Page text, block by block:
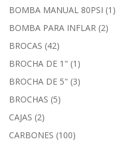
BOMBA MANUAL 80PSI (1)
BOMBA PARA INFLAR (2)
BROCAS (42)
BROCHA DE 1" (1)
BROCHA DE 5" (3)
BROCHAS (5)
CAJAS (2)
CARBONES (100)